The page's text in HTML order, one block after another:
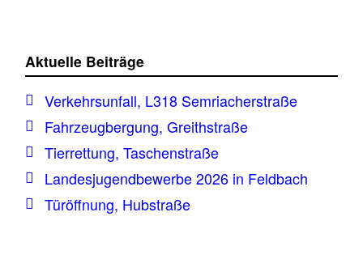
Aktuelle Beiträge
Verkehrsunfall, L318 Semriacherstraße
Fahrzeugbergung, Greithstraße
Tierrettung, Taschenstraße
Landesjugendbewerbe 2026 in Feldbach
Türöffnung, Hubstraße